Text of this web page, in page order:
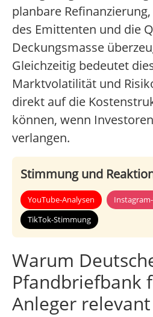
planbare
des Emittenten und die
Deckungsmasse
Gleichzeitig bedeutet
Marktvolatilität und
direkt auf die
können, wenn
verlangen.
Stimmung und
YouTube-Analysen
TikTok-Stimmung
Warum
Pfandbriefbank
Anleger